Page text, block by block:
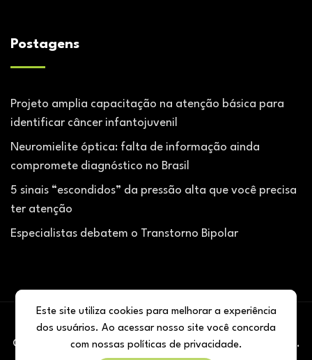
Postagens
Projeto amplia capacitação na atenção básica para
identificar câncer infantojuvenil
Neuromielite óptica: falta de informação ainda
compromete diagnóstico no Brasil
5 sinais “escondidos” da pressão alta que você precisa
ter atenção
Especialistas debatem o Transtorno Bipolar
@ 2026 De olho na Saúe. Todos os direitos reservados.
Este site utiliza cookies para melhorar a experiência
dos usuários. Ao acessar nosso site você concorda
com nossas políticas de privacidade.